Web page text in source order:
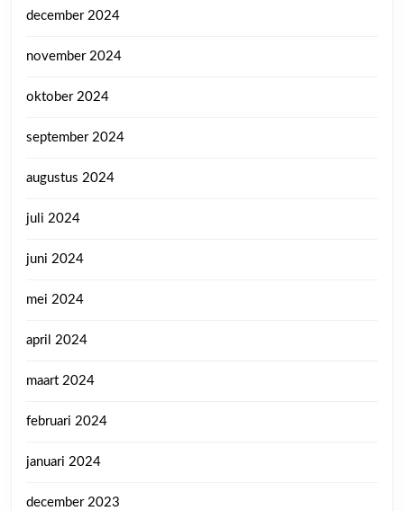
december 2024
november 2024
oktober 2024
september 2024
augustus 2024
juli 2024
juni 2024
mei 2024
april 2024
maart 2024
februari 2024
januari 2024
december 2023